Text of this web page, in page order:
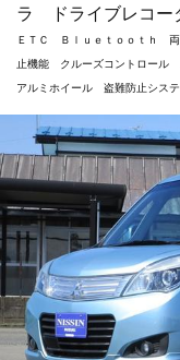
ラ ドライブレコー
ＥＴＣ Ｂｌｕｅｔｏｏｔｈ
止機能 クルーズコントロー
アルミホイール 盗難防止シス